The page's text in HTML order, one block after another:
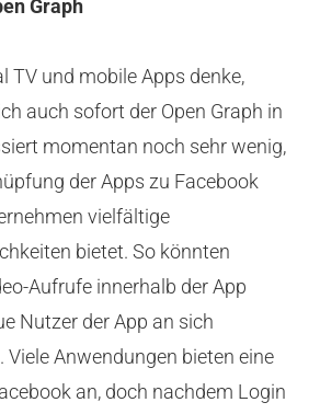
Graph
TV und mobile Apps denke,
auch sofort der Open Graph in
momentan noch sehr wenig,
der Apps zu Facebook
vielfältige
bietet. So könnten
Aufrufe innerhalb der App
Nutzer der App an sich
Viele Anwendungen bieten eine
an, doch nachdem Login